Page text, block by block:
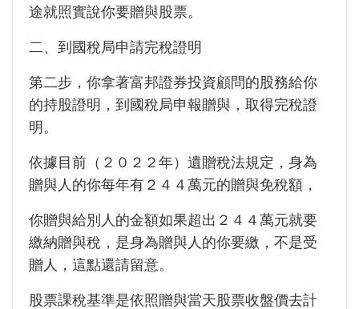
途就照實說你要贈與股票。
二、到國稅局申請完稅證明
第二步，你拿著富邦證券投資顧問的股務給你
的持股證明，到國稅局申報贈與，取得完稅證
明。
依據目前（２０２２年）遺贈稅法規定，身為
贈與人的你每年有２４４萬元的贈與免稅額，
你贈與給別人的金額如果超出２４４萬元就要
繳納贈與稅，是身為贈與人的你要繳，不是受
贈人，這點還請留意。
股票課稅基準是依照贈與當天股票收盤價去計